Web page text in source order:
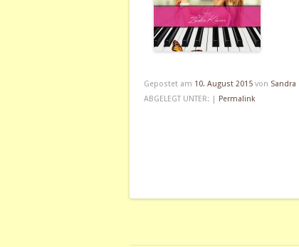
Gepostet am 10. August 2015 von Sandra
ABGELEGT UNTER: |
Permalink